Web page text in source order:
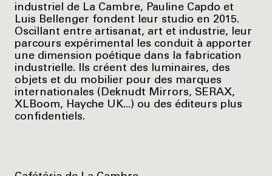
industriel de La Cambre, Pauline Capdo et
Luis Bellenger fondent leur studio en 2015.
Oscillant entre artisanat, art et industrie, leur
parcours expérimental les conduit à apporter
une dimension poétique dans la fabrication
industrielle. Ils créent des luminaires, des
objets et du mobilier pour des marques
internationales (Deknudt Mirrors, SERAX,
XLBoom, Hayche UK...) ou des éditeurs plus
confidentiels.